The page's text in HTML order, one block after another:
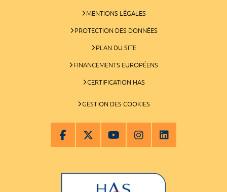
MENTIONS LÉGALES
PROTECTION DES DONNÉES
PLAN DU SITE
FINANCEMENTS EUROPÉENS
CERTIFICATION HAS
GESTION DES COOKIES